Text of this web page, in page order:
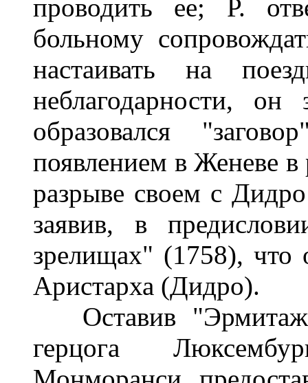
проводить ее; Р.
больному
настаивать на
неблагодарности, он
образовался
появлением в Женеве
разрыве своем с
заявив, в
зрелищах" (1758), что
Аристарха (Дидро).
Оставив
герцога